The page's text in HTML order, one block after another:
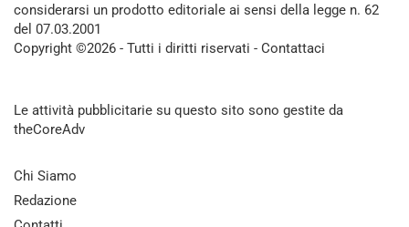
considerarsi un prodotto editoriale ai sensi della legge n. 62
del 07.03.2001
Copyright ©2026 - Tutti i diritti riservati - Contattaci
Le attività pubblicitarie su questo sito sono gestite da
theCoreAdv
Chi Siamo
Redazione